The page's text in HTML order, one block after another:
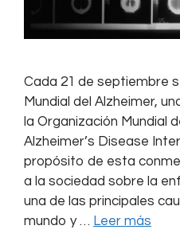
Cada 21 de septiembre
Mundial del Alzheimer,
la Organización Mundial
Alzheimer’s Disease
propósito de esta
a la sociedad sobre la
una de las principales
mundo y … Leer más